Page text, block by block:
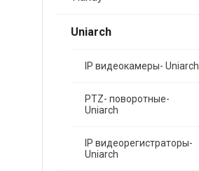
Uniarch
IP видеокамеры- Uniarch
PTZ- поворотные-
Uniarch
IP видеорегистраторы-
Uniarch